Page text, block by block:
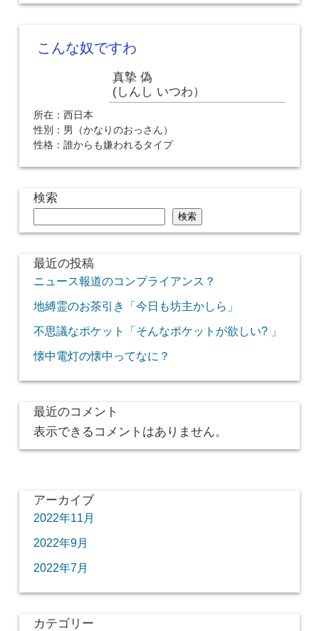
こんな奴ですわ
真摯 偽
(しんし いつわ）
所在：西日本
性別：男（かなりのおっさん）
性格：誰からも嫌われるタイプ
検索
検索
最近の投稿
ニュース報道のコンプライアンス？
地縛霊のお茶引き「今日も坊主かしら」
不思議なポケット「そんなポケットが欲しい? 」
懐中電灯の懐中ってなに？
最近のコメント
表示できるコメントはありません。
アーカイブ
2022年11月
2022年9月
2022年7月
カテゴリー